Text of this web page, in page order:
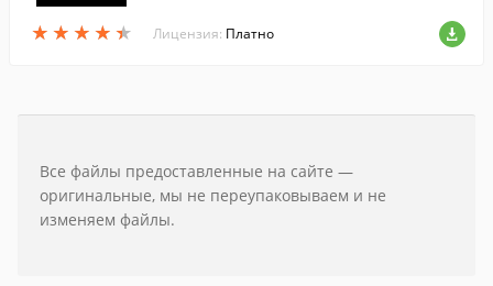
★ ★ ★ ★ ★
★ ★ ★ ★ ★ Лицензия: Платно
Все файлы предоставленные на сайте —
оригинальные, мы не переупаковываем и не
изменяем файлы.